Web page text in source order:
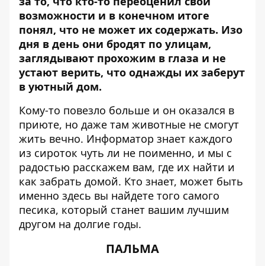
возможности и в конечном итоге
понял, что не может их содержать. Изо
дня в день они бродят по улицам,
заглядывают прохожим в глаза и не
устают верить, что однажды их заберут
в уютный дом.
Кому-то повезло больше и он оказался в
приюте, но даже там животные не смогут
жить вечно. Информатор знает каждого
из сироток чуть ли не поименно, и мы с
радостью расскажем вам, где их найти и
как забрать домой. Кто знает, может быть
именно здесь вы найдете того самого
песика, который станет вашим лучшим
другом на долгие годы.
ПАЛЬМА